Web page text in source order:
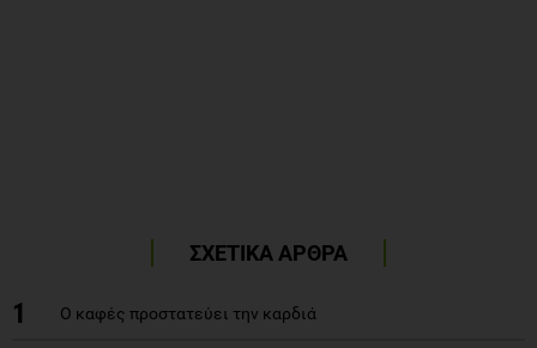
ΣΧΕΤΙΚΑ ΑΡΘΡΑ
1 Ο καφές προστατεύει την καρδιά